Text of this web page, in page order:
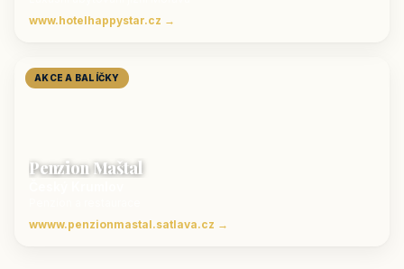
www.hotelhappystar.cz →
AKCE A BALÍČKY
Penzion Maštal
wwww.penzionmastal.satlava.cz →